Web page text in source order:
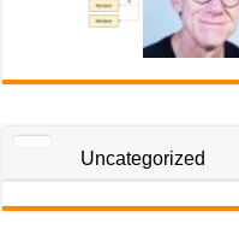
Uncategorized